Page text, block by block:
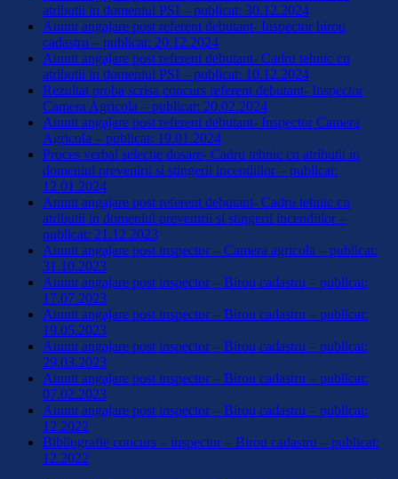
atributii in domeniul PSI – publicat: 30.12.2024
Anunt angajare post referent debutant- Inspector birou
cadastru – publicat: 20.12.2024
Anunt angajare post referent debutant- Cadru tehnic cu
atributii in domeniul PSI – publicat: 10.12.2024
Rezultat proba scrisa concurs referent debutant- Inspector
Camera Agricola – publicat: 20.02.2024
Anunt angajare post referent debutant- Inspector Camera
Agricola – publicat: 19.01.2024
Proces verbal selectie dosare- Cadru tehnic cu atributii in
domeniul prevenirii si stingerii incendiilor – publicat:
12.01.2024
Anunt angajare post referent debutant- Cadru tehnic cu
atributii in domeniul prevenirii si stingerii incendiilor –
publicat: 21.12.2023
Anunt angajare post inspector – Camera agricola – publicat:
31.10.2023
Anunt angajare post inspector – Birou cadastru – publicat:
17.07.2023
Anunt angajare post inspector – Birou cadastru – publicat:
19.05.2023
Anunt angajare post inspector – Birou cadastru – publicat:
29.03.2023
Anunt angajare post inspector – Birou cadastru – publicat:
07.02.2023
Anunt angajare post inspector – Birou cadastru – publicat:
12.2022
Bibliografie concurs – inspector – Birou cadastru – publicat:
12.2022